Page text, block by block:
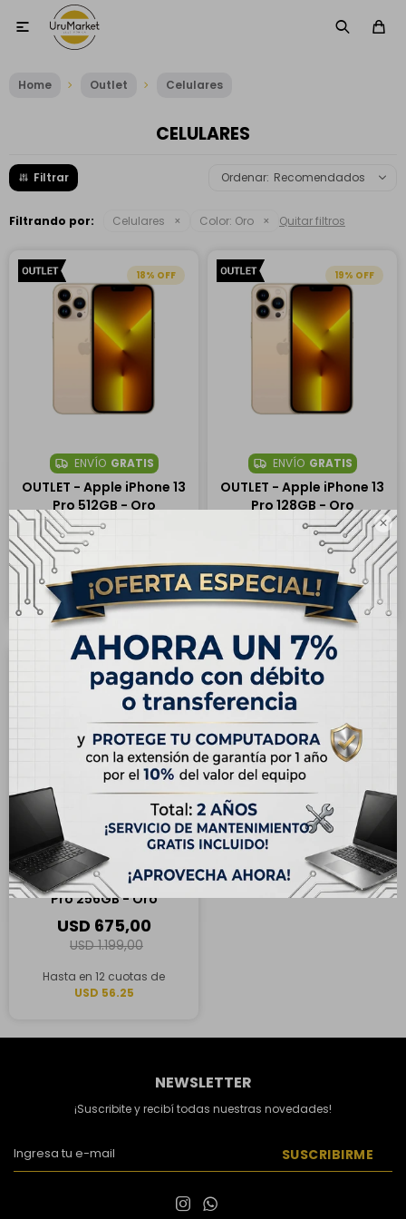


Home Outlet Celulares
CELULARES
Recomendados
Filtrando por: Celulares Color: Oro Quitar filtros
18
ENVÍO GRATIS
OUTLET - Apple iPhone 13
Pro 512GB - Oro
USD685,00
USD
Hasta en 12 cuotas de
USD 57.09
19
ENVÍO GRATIS
OUTLET - Apple iPhone 13
Pro 128GB - Oro
565,00
699,00
Hasta en 12 cuotas de
USD 47.09
43
ENVÍO
OUTLET - Apple iPhone 14
Pro 256GB - Oro
USD 675,00
USD 1.199,00
Hasta en 12 cuotas de
USD 56.25
NEWSLETTER
¡Suscribite y recibí todas nuestras novedades!
SUSCRIBIRME
 